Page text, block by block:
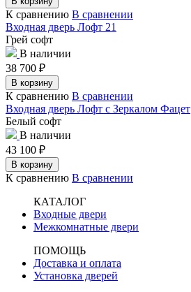
К сравнению В сравнении
Входная дверь Лофт 21
Грей софт
В наличии
38 700 ₽
В корзину
К сравнению В сравнении
Входная дверь Лофт с Зеркалом Фацет
Белый софт
В наличии
43 100 ₽
В корзину
К сравнению В сравнении
КАТАЛОГ
Входные двери
Межкомнатные двери
ПОМОЩЬ
Доставка и оплата
Установка дверей